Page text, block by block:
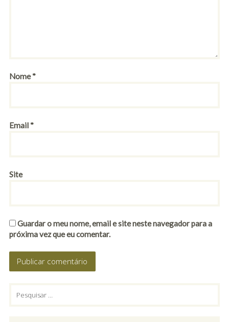
Nome*
Email*
Site
Guardar o meu nome, email e site neste navegador para a
próxima vez que eu comentar.
PRIMARY
por: